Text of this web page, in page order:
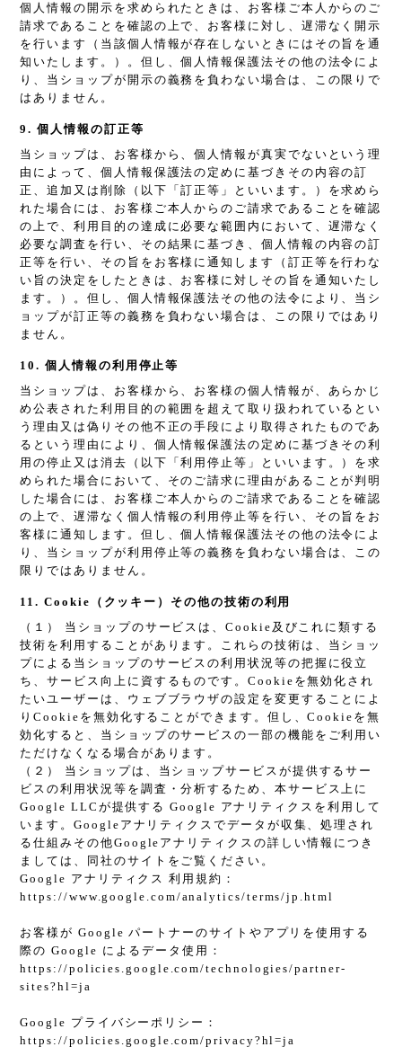
個人情報の開示を求められたときは、お客様ご本人からのご
請求であることを確認の上で、お客様に対し、遅滞なく開示
を行います（当該個人情報が存在しないときにはその旨を通
知いたします。）。但し、個人情報保護法その他の法令によ
り、当ショップが開示の義務を負わない場合は、この限りで
はありません。
9. 個人情報の訂正等
当ショップは、お客様から、個人情報が真実でないという理
由によって、個人情報保護法の定めに基づきその内容の訂
正、追加又は削除（以下「訂正等」といいます。）を求めら
れた場合には、お客様ご本人からのご請求であることを確認
の上で、利用目的の達成に必要な範囲内において、遅滞なく
必要な調査を行い、その結果に基づき、個人情報の内容の訂
正等を行い、その旨をお客様に通知します（訂正等を行わな
い旨の決定をしたときは、お客様に対しその旨を通知いたし
ます。）。但し、個人情報保護法その他の法令により、当シ
ョップが訂正等の義務を負わない場合は、この限りではあり
ません。
10. 個人情報の利用停止等
当ショップは、お客様から、お客様の個人情報が、あらかじ
め公表された利用目的の範囲を超えて取り扱われているとい
う理由又は偽りその他不正の手段により取得されたものであ
るという理由により、個人情報保護法の定めに基づきその利
用の停止又は消去（以下「利用停止等」といいます。）を求
められた場合において、そのご請求に理由があることが判明
した場合には、お客様ご本人からのご請求であることを確認
の上で、遅滞なく個人情報の利用停止等を行い、その旨をお
客様に通知します。但し、個人情報保護法その他の法令によ
り、当ショップが利用停止等の義務を負わない場合は、この
限りではありません。
11. Cookie（クッキー）その他の技術の利用
（１） 当ショップのサービスは、Cookie及びこれに類する
技術を利用することがあります。これらの技術は、当ショッ
プによる当ショップのサービスの利用状況等の把握に役立
ち、サービス向上に資するものです。Cookieを無効化され
たいユーザーは、ウェブブラウザの設定を変更することによ
りCookieを無効化することができます。但し、Cookieを無
効化すると、当ショップのサービスの一部の機能をご利用い
ただけなくなる場合があります。
（２） 当ショップは、当ショップサービスが提供するサー
ビスの利用状況等を調査・分析するため、本サービス上に
Google LLCが提供する Google アナリティクスを利用して
います。Googleアナリティクスでデータが収集、処理され
る仕組みその他Googleアナリティクスの詳しい情報につき
ましては、同社のサイトをご覧ください。
Google アナリティクス 利用規約：
https://www.google.com/analytics/terms/jp.html
お客様が Google パートナーのサイトやアプリを使用する
際の Google によるデータ使用：
https://policies.google.com/technologies/partner-
sites?hl=ja
Google プライバシーポリシー：
https://policies.google.com/privacy?hl=ja